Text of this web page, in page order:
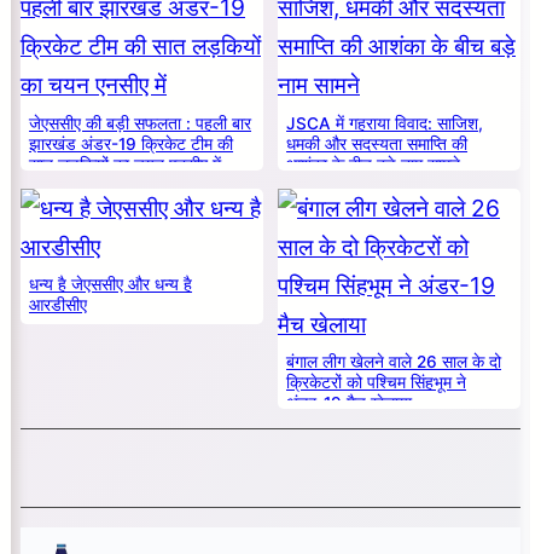
जेएससीए की बड़ी सफलता : पहली बार
झारखंड अंडर-19 क्रिकेट टीम की
सात लड़कियों का चयन एनसीए में
JSCA में गहराया विवाद: साजिश,
धमकी और सदस्यता समाप्ति की
आशंका के बीच बड़े नाम सामने
धन्य है जेएससीए और धन्य है
आरडीसीए
बंगाल लीग खेलने वाले 26 साल के दो
क्रिकेटरों को पश्चिम सिंहभूम ने
अंडर-19 मैच खेलाया